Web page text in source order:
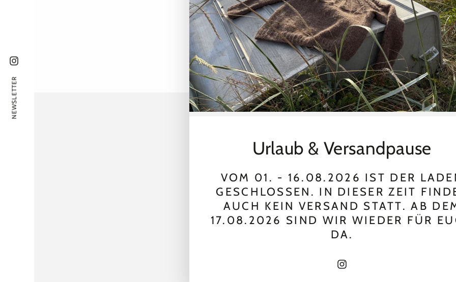
Urlaub & Versandpause
VOM 01. - 16.08.2026 IST DER
GESCHLOSSEN. IN DIESER ZEIT
AUCH KEIN VERSAND STATT. AB
17.08.2026 SIND WIR WIEDER FÜR
DA.
Instagram
Instagram
NEWSLETTER